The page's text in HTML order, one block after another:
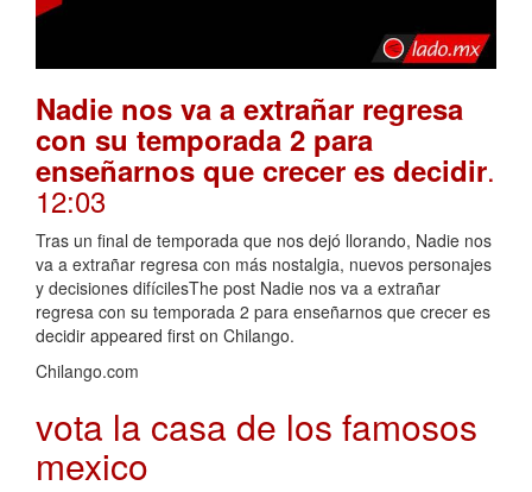
Nadie nos va a extrañar regresa
con su temporada 2 para
enseñarnos que crecer es decidir.
12:03
Tras un final de temporada que nos dejó llorando, Nadie nos
va a extrañar regresa con más nostalgia, nuevos personajes
y decisiones difícilesThe post Nadie nos va a extrañar
regresa con su temporada 2 para enseñarnos que crecer es
decidir appeared first on Chilango.
Chilango.com
vota la casa de los famosos
mexico